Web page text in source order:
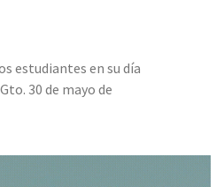
estudiantes en su día
30 de mayo de